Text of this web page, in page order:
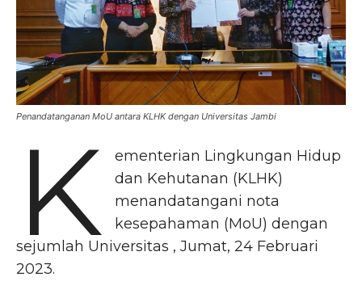
Penandatanganan MoU antara KLHK dengan Universitas Jambi
K
ementerian Lingkungan Hidup
dan Kehutanan (KLHK)
menandatangani nota
kesepahaman (MoU) dengan
sejumlah Universitas , Jumat, 24 Februari
2023.